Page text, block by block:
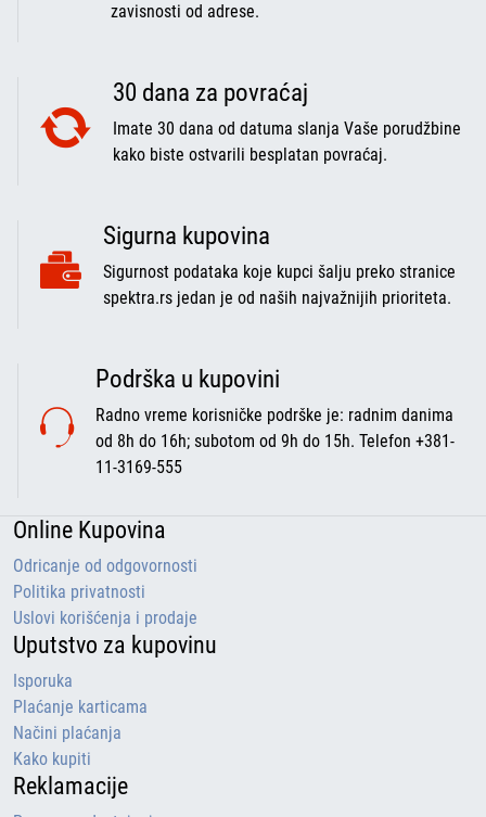
zavisnosti od adrese.
30 dana za povraćaj
Imate 30 dana od datuma slanja Vaše porudžbine
kako biste ostvarili besplatan povraćaj.
Sigurna kupovina
Sigurnost podataka koje kupci šalju preko stranice
spektra.rs jedan je od naših najvažnijih prioriteta.
Podrška u kupovini
Radno vreme korisničke podrške je: radnim danima
od 8h do 16h; subotom od 9h do 15h. Telefon +381-
11-3169-555
Online Kupovina
Odricanje od odgovornosti
Politika privatnosti
Uslovi korišćenja i prodaje
Uputstvo za kupovinu
Isporuka
Plaćanje karticama
Načini plaćanja
Kako kupiti
Reklamacije